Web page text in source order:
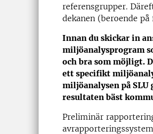
referensgrupper.
dekanen (beroende
Innan du skickar in
miljöanalysprogram
och bra som möjligt.
ett specifikt
miljöanalysen på
resultaten bäst
Preliminär